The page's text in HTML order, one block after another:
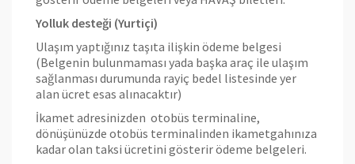
Yolluk desteği (Yurtiçi)
Ulaşım yaptığınız taşıta ilişkin ödeme belgesi
(Belgenin bulunmaması yada başka araç ile ulaşım
sağlanması durumunda rayiç bedel listesinde yer
alan ücret esas alınacaktır)
İkamet adresinizden otobüs terminaline,
dönüşünüzde otobüs terminalinden ikametgahınıza
kadar olan taksi ücretini gösterir ödeme belgeleri.